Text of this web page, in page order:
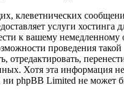
клеветнических
услуги
к вашему
проведения
Хотя эта
phpBB Limited не может